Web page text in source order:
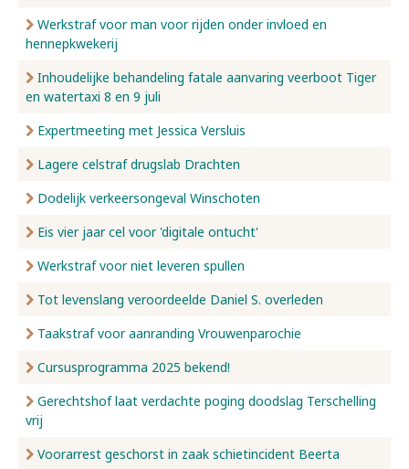
Werkstraf voor man voor rijden onder invloed en
hennepkwekerij
Inhoudelijke behandeling fatale aanvaring veerboot Tiger
en watertaxi 8 en 9 juli
Expertmeeting met Jessica Versluis
Lagere celstraf drugslab Drachten
Dodelijk verkeersongeval Winschoten
Eis vier jaar cel voor 'digitale ontucht'
Werkstraf voor niet leveren spullen
Tot levenslang veroordeelde Daniel S. overleden
Taakstraf voor aanranding Vrouwenparochie
Cursusprogramma 2025 bekend!
Gerechtshof laat verdachte poging doodslag Terschelling
vrij
Voorarrest geschorst in zaak schietincident Beerta